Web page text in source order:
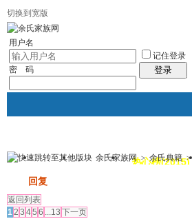
切换到宽版
用户名
密 码
记住登录
登录
我的 讨论区 热心榜(2015)
余氏家族网 > 余氏典籍 >
回复
返回列表
12 3 45 6 ...13 下一页